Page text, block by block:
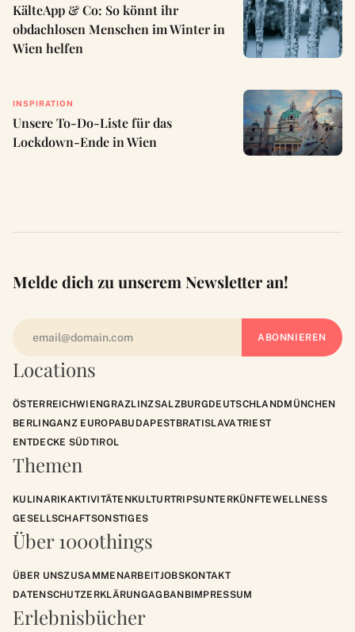
KälteApp & Co: So könnt ihr
obdachlosen Menschen im Winter in
Wien helfen
INSPIRATION
Unsere To-Do-Liste für das
Lockdown-Ende in Wien
Locations
ÖSTERREICHWIENGRAZLINZSALZBURGDEUTSCHLANDMÜNCHEN
BERLINGANZ EUROPABUDAPESTBRATISLAVATRIEST
ENTDECKE SÜDTIROL
Themen
KULINARIKAKTIVITÄTENKULTURTRIPSUNTERKÜNFTEWELLNESS
GESELLSCHAFTSONSTIGES
Über 1000things
ÜBER UNSZUSAMMENARBEITJOBSKONTAKT
DATENSCHUTZERKLÄRUNGAGBANBIMPRESSUM
Erlebnisbücher
Melde dich zu unserem Newsletter an!